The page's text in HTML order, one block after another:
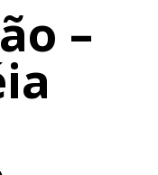
–